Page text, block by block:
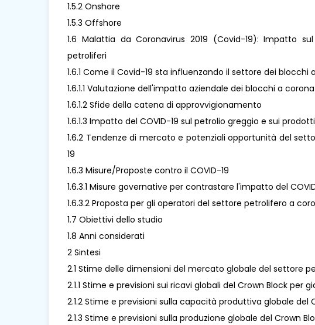
1.5.2 Onshore
1.5.3 Offshore
1.6 Malattia da Coronavirus 2019 (Covid-19): Impatto
petroliferi
1.6.1 Come il Covid-19 sta influenzando il settore dei
1.6.1.1 Valutazione dell'impatto aziendale dei blocchi a
1.6.1.2 Sfide della catena di approvvigionamento
1.6.1.3 Impatto del COVID-19 sul petrolio greggio e sui
1.6.2 Tendenze di mercato e potenziali opportunità del
19
1.6.3 Misure/Proposte contro il COVID-19
1.6.3.1 Misure governative per contrastare l'impatto del
1.6.3.2 Proposta per gli operatori del settore petrolifero a
1.7 Obiettivi dello studio
1.8 Anni considerati
2 Sintesi
2.1 Stime delle dimensioni del mercato globale del settore
2.1.1 Stime e previsioni sui ricavi globali del Crown Block per
2.1.2 Stime e previsioni sulla capacità produttiva globale
2.1.3 Stime e previsioni sulla produzione globale del Crown